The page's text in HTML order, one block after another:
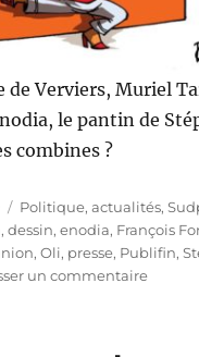
de Verviers, Muriel
le pantin de
combines ?
Catégories
Politique, actualités,
,dessin,enodia, François
,Oli, presse, Publifin,
un commentairesur